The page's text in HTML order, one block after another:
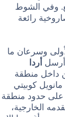
ما
منطقة